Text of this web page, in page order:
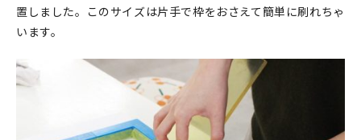
お問い合わせ
置しました。このサイズは片手で枠をおさえて簡単に刷れちゃ
います。